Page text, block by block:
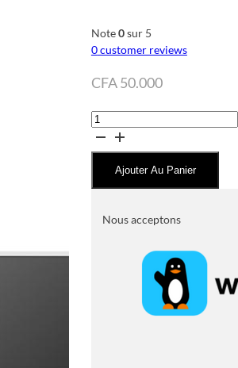
Note0sur 5
0customer reviews
CFA50.000
quantité
de
Micro
onde
20
Ajouter Au Panier
Nous acceptons